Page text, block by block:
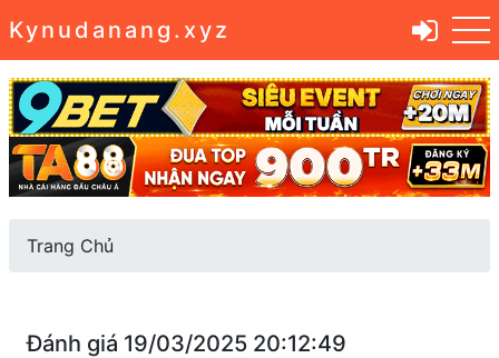
Kynudanang.xyz
Trang Chủ
Đánh giá 19/03/2025 20:12:49